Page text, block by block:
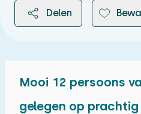
Delen
Mooi 12 persoons
gelegen op